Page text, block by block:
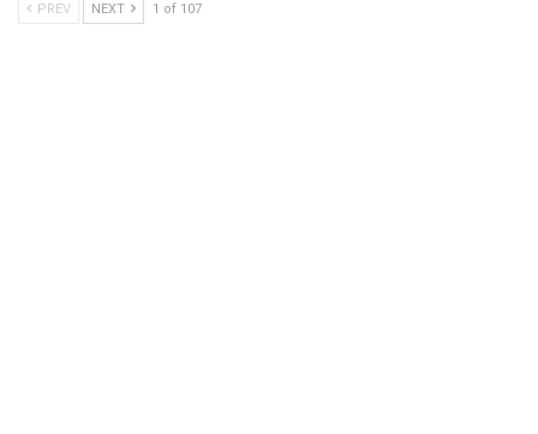
PREV NEXT 1 of 107